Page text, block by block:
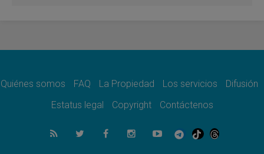
noticia para todo el Uruguay
León XIV: La revolución del Evangelio
06.08.2026
La Iglesia en Ceuta: caridad y esperanza
Quiénes somos FAQ La Propiedad Los servicios
Difusión
Estatus legal
Copyright Contáctenos